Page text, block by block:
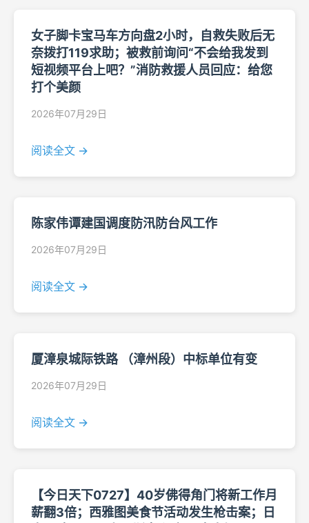
女子脚卡宝马车方向盘2小时，自救失败后无
奈拨打119求助；被救前询问“不会给我发到
短视频平台上吧？”消防救援人员回应：给您
打个美颜
2026年07月29日
阅读全文 →
陈家伟谭建国调度防汛防台风工作
2026年07月29日
阅读全文 →
厦漳泉城际铁路 （漳州段）中标单位有变
2026年07月29日
阅读全文 →
【今日天下0727】40岁佛得角门将新工作月
薪翻3倍；西雅图美食节活动发生枪击案；日